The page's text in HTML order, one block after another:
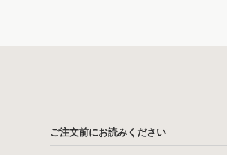
ご注文前にお読みください